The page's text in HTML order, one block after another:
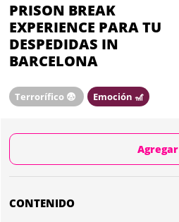
PRISON BREAK
EXPERIENCE PARA TU
DESPEDIDAS IN
BARCELONA
Terrorífico 😨 Emoción 🎢
Agregar
CONTENIDO